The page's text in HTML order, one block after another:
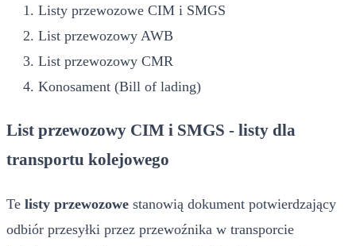
Listy przewozowe CIM i SMGS
List przewozowy AWB
List przewozowy CMR
Konosament (Bill of lading)
List przewozowy CIM i SMGS - listy dla
transportu kolejowego
Te listy przewozowe stanowią dokument potwierdzający
odbiór przesyłki przez przewoźnika w transporcie